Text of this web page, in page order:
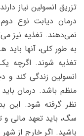
تزریق انسولین نیاز
درمان دیابت نوع
نمی‌دهند. تغذیه نیز
به طور کلی، آنها باید
تغذیه شوند. اگرچه
انسولین زندگی کند و
منظم باشد. درمان
نظر گرفته شود. این
سگ، باید تعهد مالی
باشید. اگر خارج از